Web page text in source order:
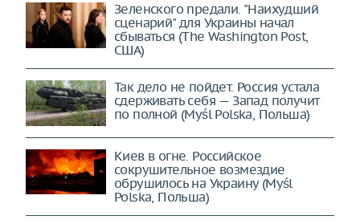
Зеленского предали. "Наихудший
сценарий" для Украины начал
сбываться (The Washington Post,
США)
Так дело не пойдет. Россия устала
сдерживать себя — Запад получит
по полной (Myśl Polska, Польша)
Киев в огне. Российское
сокрушительное возмездие
обрушилось на Украину (Myśl
Polska, Польша)